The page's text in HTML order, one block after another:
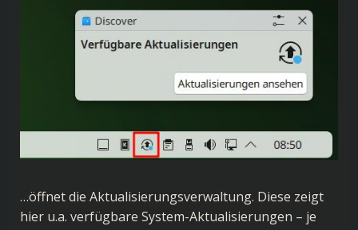
…öffnet die Aktualisierungsverwaltung. Diese zeigt
hier u.a. verfügbare System-Aktualisierungen – je